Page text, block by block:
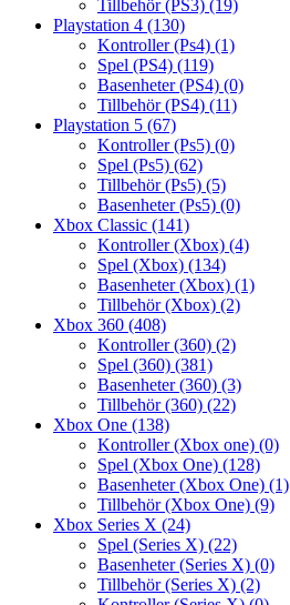
Tillbehör (PS3) (19)
Playstation 4 (130)
Kontroller (Ps4) (1)
Spel (PS4) (119)
Basenheter (PS4) (0)
Tillbehör (PS4) (11)
Playstation 5 (67)
Kontroller (Ps5) (0)
Spel (Ps5) (62)
Tillbehör (Ps5) (5)
Basenheter (Ps5) (0)
Xbox Classic (141)
Kontroller (Xbox) (4)
Spel (Xbox) (134)
Basenheter (Xbox) (1)
Tillbehör (Xbox) (2)
Xbox 360 (408)
Kontroller (360) (2)
Spel (360) (381)
Basenheter (360) (3)
Tillbehör (360) (22)
Xbox One (138)
Kontroller (Xbox one) (0)
Spel (Xbox One) (128)
Basenheter (Xbox One) (1)
Tillbehör (Xbox One) (9)
Xbox Series X (24)
Spel (Series X) (22)
Basenheter (Series X) (0)
Tillbehör (Series X) (2)